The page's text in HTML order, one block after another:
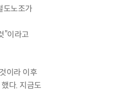
도노조가
”이라고
이라 이후
다. 지금도